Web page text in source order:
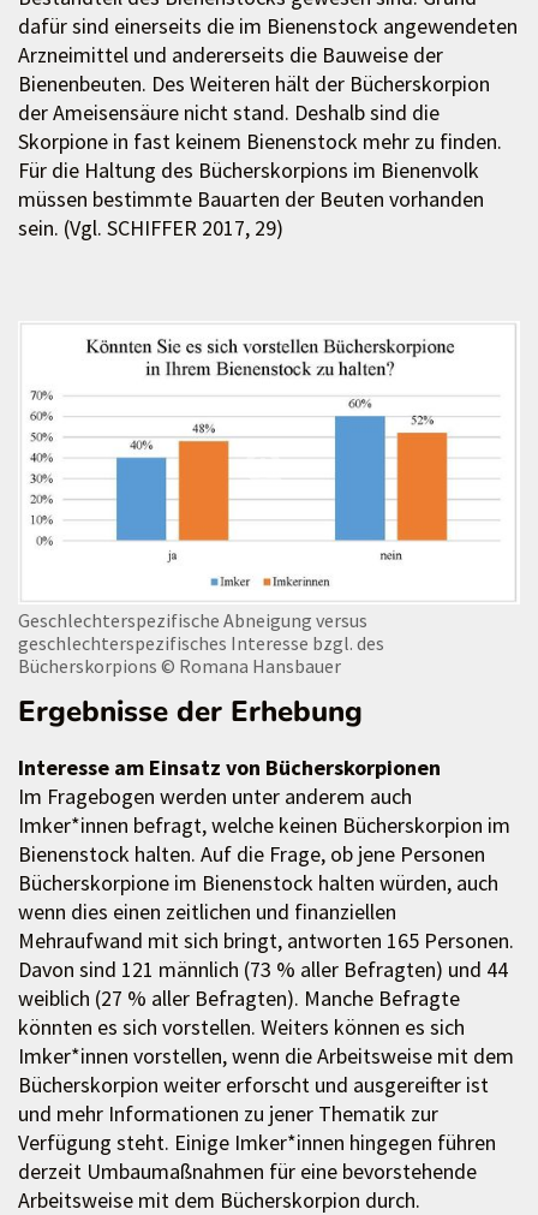
dafür sind einerseits die im Bienenstock angewendeten
Arzneimittel und andererseits die Bauweise der
Bienenbeuten. Des Weiteren hält der Bücherskorpion
der Ameisensäure nicht stand. Deshalb sind die
Skorpione in fast keinem Bienenstock mehr zu finden.
Für die Haltung des Bücherskorpions im Bienenvolk
müssen bestimmte Bauarten der Beuten vorhanden
sein. (Vgl. SCHIFFER 2017, 29)
Geschlechterspezifische Abneigung versus
geschlechterspezifisches Interesse bzgl. des
Bücherskorpions © Romana Hansbauer
Ergebnisse der Erhebung
Interesse am Einsatz von Bücherskorpionen
Im Fragebogen werden unter anderem auch
Imker*innen befragt, welche keinen Bücherskorpion im
Bienenstock halten. Auf die Frage, ob jene Personen
Bücherskorpione im Bienenstock halten würden, auch
wenn dies einen zeitlichen und finanziellen
Mehraufwand mit sich bringt, antworten 165 Personen.
Davon sind 121 männlich (73 % aller Befragten) und 44
weiblich (27 % aller Befragten). Manche Befragte
könnten es sich vorstellen. Weiters können es sich
Imker*innen vorstellen, wenn die Arbeitsweise mit dem
Bücherskorpion weiter erforscht und ausgereifter ist
und mehr Informationen zu jener Thematik zur
Verfügung steht. Einige Imker*innen hingegen führen
derzeit Umbaumaßnahmen für eine bevorstehende
Arbeitsweise mit dem Bücherskorpion durch.